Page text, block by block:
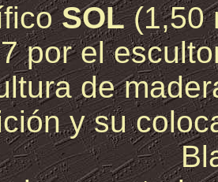
SOL(1,50
por el
de
y su